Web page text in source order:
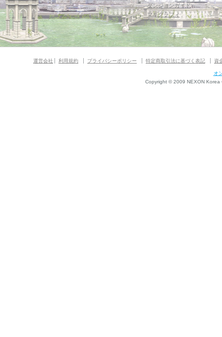
ダンジョンガイド
マギグラフィ
運営会社 利用規約 プライバシーポリシー 特定商取引法に基づく表記 資
オ
Copyright © 2009 NEXON Korea